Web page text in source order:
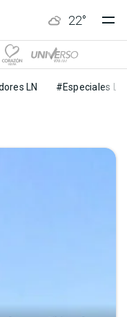
22°
LN #Especiales LN